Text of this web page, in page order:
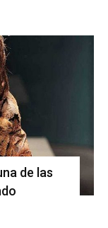
de las